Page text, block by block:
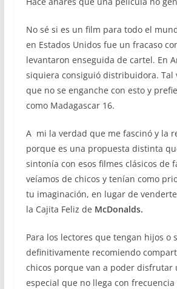
No sé si es un film para todo el
en Estados Unidos fue un fracaso
levantaron enseguida de cartel. En
siquiera consiguió distribuidora. Tal
que no se enganche con esto y
como Madagascar 16.
A mi la verdad que me fascinó y la
porque es una propuesta distinta
sintonía con esos filmes clásicos de
veíamos de chicos y tenían como
tu imaginación, en lugar de
la Cajita Feliz de McDonalds.
Para los lectores que tengan hijos o
definitivamente recomiendo
chicos porque van a poder disfrutar
especial que no llega con frecuencia